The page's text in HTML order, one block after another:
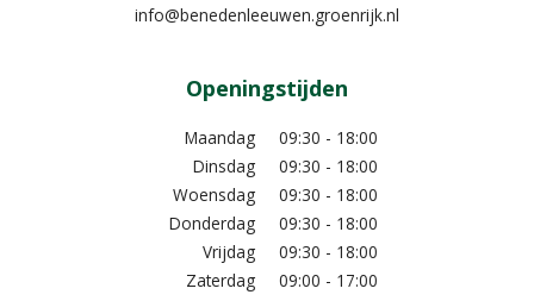
info@benedenleeuwen.groenrijk.nl
Openingstijden
Maandag
09:30 - 18:00
Dinsdag
09:30 - 18:00
Woensdag
09:30 - 18:00
Donderdag
09:30 - 18:00
Vrijdag
09:30 - 18:00
Zaterdag
09:00 - 17:00